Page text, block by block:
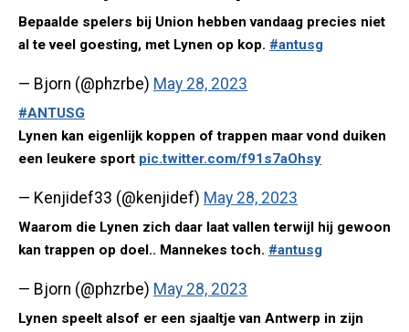
Bepaalde spelers bij Union hebben vandaag precies niet
al te veel goesting, met Lynen op kop. #antusg
— Bjorn (@phzrbe) May 28, 2023
#ANTUSG
Lynen kan eigenlijk koppen of trappen maar vond duiken
een leukere sport pic.twitter.com/f91s7aOhsy
— Kenjidef33 (@kenjidef) May 28, 2023
Waarom die Lynen zich daar laat vallen terwijl hij gewoon
kan trappen op doel.. Mannekes toch. #antusg
— Bjorn (@phzrbe) May 28, 2023
Lynen speelt alsof er een sjaaltje van Antwerp in zijn